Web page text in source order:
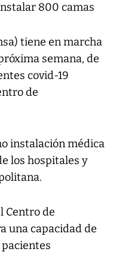
800 camas
tiene en marcha
semana, de
covid-19
de
instalación médica
los hospitales y
Centro de
una capacidad de